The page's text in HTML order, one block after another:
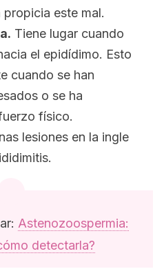
este mal.
Tiene lugar cuando
el epidídimo. Esto
cuando se han
o se ha
físico.
lesiones en la ingle
Astenozoospermia:
detectarla?